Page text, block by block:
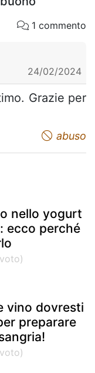
1 commento
24/02/2024
Grazie per
abuso
nello yogurt
ecco perché
vino dovresti
preparare